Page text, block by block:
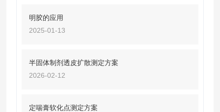
明胶的应用
2025-01-13
半固体制剂透皮扩散测定方案
2026-02-12
定喘膏软化点测定方案